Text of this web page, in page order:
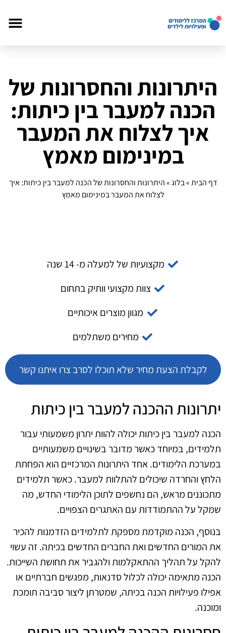
היתרונות והחסרונות של
הכנה למעבר בין כיתות:
איך לצלוח את המעבר
במינימום מאמץ
דף הבית»בלוג»היתרונות והחסרונות של הכנה למעבר בין כיתות: איך
לצלוח את המעבר במינימום מאמץ
מקצועיות של למעלה מ- 14 שנה
צוות מקצועי וותיק בתחום
מגוון מוצרים איכותיים
מחירים משתלמים
לקבלת הצעת מחיר שלא תוכלו לסרב צרו איתנו קשר
יתרונות ההכנה למעבר בין כיתות
הכנה למעבר בין כיתות יכולה להוות יתרון משמעותי עבור
תלמידים, במיוחד כאשר מדובר בשינויים משמעותיים
במערכת הלימודים. אחד היתרונות המרכזיים הוא הפחתת
הלחץ והחרדה שיכולים להתלוות למעבר. כאשר תלמידים
מתכוננים מראש, הם נחשפים לתוכן הלימודי החדש, מה
שמקל על ההתמודדות עם האתגרים הצפויים.
בנוסף, הכנה מוקדמת מספקת לתלמידים הזדמנות להכיר
את המורים החדשים ואת החברים החדשים בכיתה. זה עשוי
להקל על תהליך ההתאקלמות ולהגביר את תחושת השייכות.
הכנה מתאימה יכולה לכלול סדנאות, מפגשים חברתיים או
אפילו פעילויות הכנה בכיתה, שמטרתן ליצור סביבה תומכת
ומוכנה.